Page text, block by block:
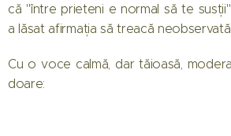
că "între prieteni e normal să te
a lăsat afirmația să treacă neobservată.
Cu o voce calmă, dar tăioasă,
doare: